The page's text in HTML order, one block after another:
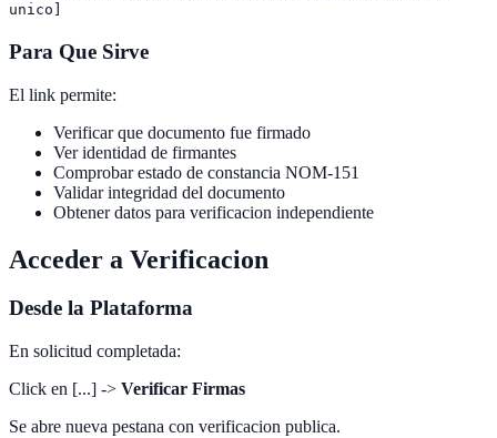
unico]
Para Que Sirve
El link permite:
Verificar que documento fue firmado
Ver identidad de firmantes
Comprobar estado de constancia NOM-151
Validar integridad del documento
Obtener datos para verificacion independiente
Acceder a Verificacion
Desde la Plataforma
En solicitud completada:
Click en [...] -> Verificar Firmas
Se abre nueva pestana con verificacion publica.